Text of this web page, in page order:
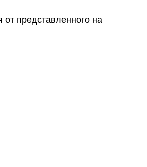
представленного на